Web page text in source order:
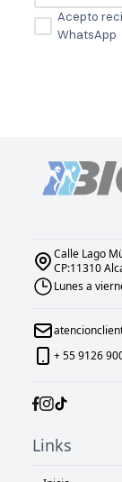
Acepto
WhatsApp
Calle Lago
CP:11310
Lunes a
+ 55 9126
Links